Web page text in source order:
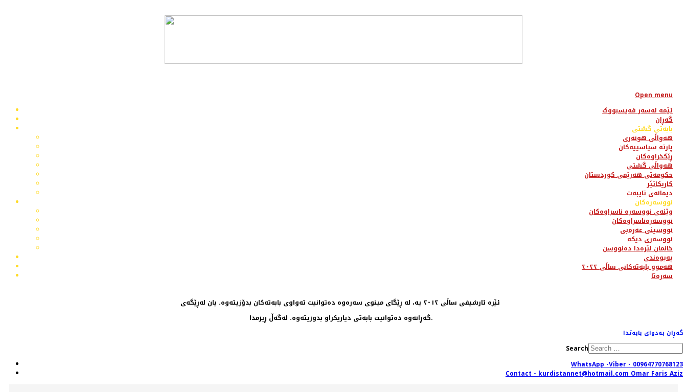
Open menu
ئێمە لەسەر فەیسبووک
گەڕان
بابەتی گشتی
هەواڵی هونەری
پارتە سیاسییەکان
ڕێکخراوەکان
هەواڵی گشتی
حکومەتی هەرێمی کوردستان
کاریکاتێر
دیمانەی تایبەت
نووسەرەکان
وێنەی نووسەرە ناسراوەکان
نووسەرەناسراوەکان
نووسینی عەرەبی
نووسەری دیکە
خانمان لێرەدا دەنووسن
پەیوەندی
هەموو بابەتەکانی ساڵی ٢٠٢٢
سەرەتا
گەڕانەوە دەتوانیت بابەتی دیاریکراو بدوزیتەوە. لەگەڵ ڕیزمدا.
گەڕان بەدوای بابەتدا
Search
WhatsApp -Viber - 00964770768123
Contact - kurdistannet@hotmail.com Omar Faris Aziz